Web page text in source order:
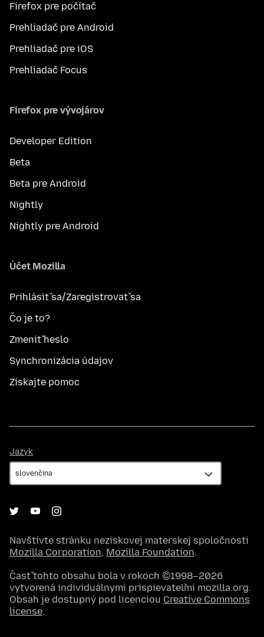
Firefox pre počítač
Prehliadač pre Android
Prehliadač pre iOS
Prehliadač Focus
Firefox pre vývojárov
Developer Edition
Beta
Beta pre Android
Nightly
Nightly pre Android
Účet Mozilla
Prihlásiť sa/Zaregistrovať sa
Čo je to?
Zmeniť heslo
Synchronizácia údajov
Získajte pomoc
Jazyk
Navštívte stránku neziskovej materskej spoločnosti
Mozilla Corporation, Mozilla Foundation.
Časť tohto obsahu bola v rokoch ©1998–2026
vytvorená individuálnymi prispievateľmi mozilla.org.
Obsah je dostupný pod licenciou Creative Commons
license.